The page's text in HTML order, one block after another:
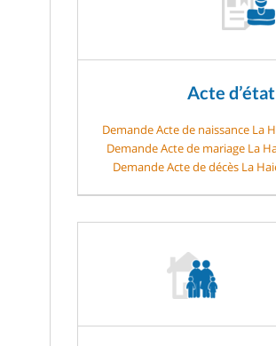
Acte
Demande Acte de naissance La
Demande Acte de mariage La
Demande Acte de décès La